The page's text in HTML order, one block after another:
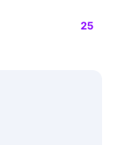
25